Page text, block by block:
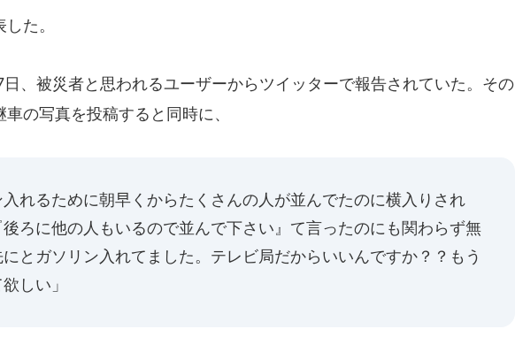
た。
、被災者と思われるユーザーからツイッターで報告されていた。その
の写真を投稿すると同時に、
入れるために朝早くからたくさんの人が並んでたのに横入りされ
ろに他の人もいるので並んで下さい』て言ったのにも関わらず無
とガソリン入れてました。テレビ局だからいいんですか？？もう
しい」